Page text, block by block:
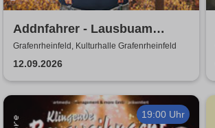
Addnfahrer - Lausbuam
Gschicht'n
Grafenrheinfeld, Kulturhalle Grafenrheinfeld
12.09.2026
19:00 Uhr